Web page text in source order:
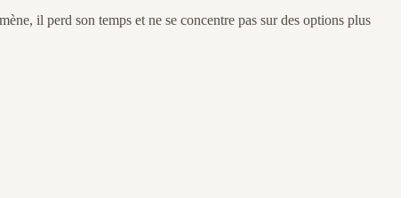
il perd son temps et ne se concentre pas sur des options plus